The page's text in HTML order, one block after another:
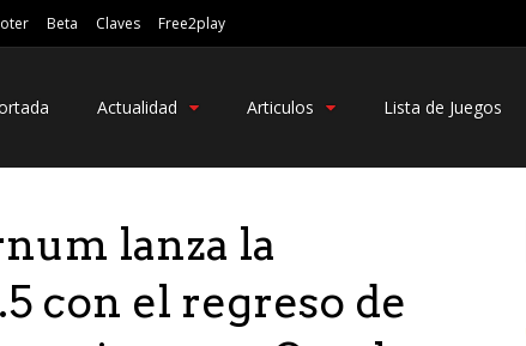
Beta Claves Free2play
Actualidad Articulos Lista de Juegos
lanza la
con el regreso de